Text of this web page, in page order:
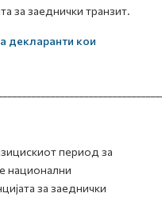
за заеднички транзит.
декларанти кои
период за
национални
за заеднички